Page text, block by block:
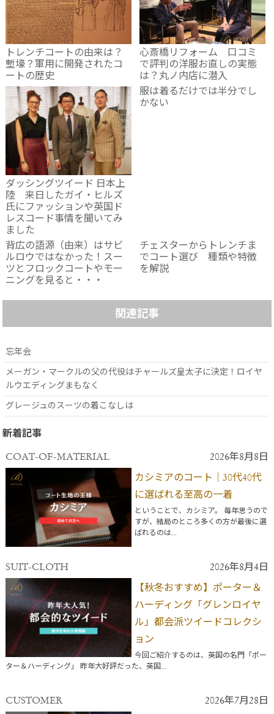
トレンチコートの由来は？
塹壕？軍用に開発されたコ
ートの歴史
心斎橋リフォーム 口コミ
で評判の洋服お直しの実態
は？丸ノ内店に潜入
ダッシングツイード 日本上
陸 来日したガイ・ヒルズ
氏にファッションや英国ド
レスコード事情を聞いてみ
ました
服は着るだけでは半分でし
かない
背広の語源（由来）はサビ
ルロウではなかった！スー
ツとフロックコートやモー
ニングを見ると・・・
チェスターからトレンチま
でコート選び 種類や特徴
を解説
関連記事
忘年会
メーガン・マークルの父の代役はチャールズ皇太子に決定！ロイヤ
ルウエディングまもなく
グレージュのスーツの着こなしは
新着記事
COAT-OF-MATERIAL 2026年8月8日
カシミアのコート｜30代40代
に選ばれる至高の一着
ということで、カシミア。 毎年思うので
すが、結局のところ多くの方が最後に選
ばれるのは...
SUIT-CLOTH 2026年8月4日
【秋冬おすすめ】ポーター＆
ハーディング「グレンロイヤ
ル」都会派ツイードコレクシ
ョン
今回ご紹介するのは、英国の名門「ポー
ター＆ハーディング」 昨年大好評だった、英国...
CUSTOMER 2026年7月28日